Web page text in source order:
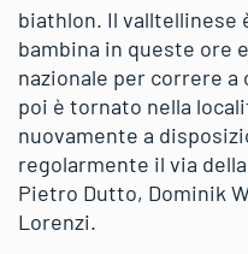
biathlon. Il valltellinese
bambina in queste ore
nazionale per correre
poi è tornato nella
nuovamente a
regolarmente il via
Pietro Dutto, Dominik
Lorenzi.